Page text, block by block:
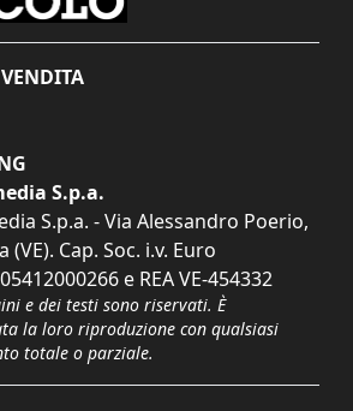
S.p.a.
S.p.a. - Via Alessandro Poerio,
(VE). Cap. Soc. i.v. Euro
e REA VE-454332
e dei testi sono riservati. È
la loro riproduzione con qualsiasi
totale o parziale.